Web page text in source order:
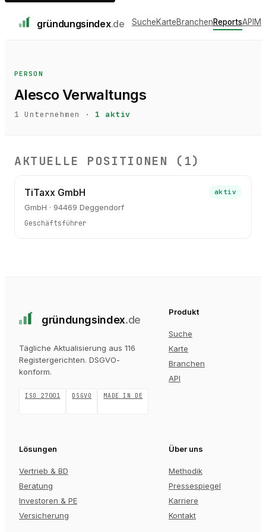
gründungsindex.de SucheKarteBranchenReportsAPI
PERSON
Alesco Verwaltungs
1 Unternehmen · 1 aktiv
AKTUELLE POSITIONEN ( 1)
TiTaxx GmbH
GmbH · 94469 Deggendorf
aktiv
Geschäftsführer
gründungsindex.de
Tägliche Aktualisierung aus 116
Registergerichten. DSGVO-
konform.
ISO 27001 DSGVO MADE IN DE
Produkt
Suche
Karte
Branchen
API
Lösungen
Vertrieb & BD
Beratung
Investoren & PE
Versicherung
Über uns
Methodik
Pressespiegel
Karriere
Kontakt